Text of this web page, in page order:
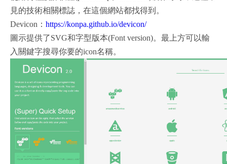
見的技術相關標誌，在這個網站都找得到。
Devicon： https://konpa.github.io/devicon/
圖示提供了SVG和字型版本(Font version)。最上方可以輸
入關鍵字搜尋你要的icon名稱。